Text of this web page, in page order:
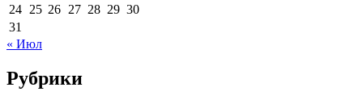
24 25 26 27 28 29 30
31
« Июл
Рубрики